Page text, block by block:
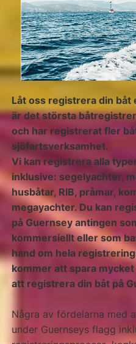
Låt oss registrera din båt
är det största
och har registrerat fler
sjöfartsverksamhet.
Vi kan registrera alla
inklusive: segelyachter,
husbåtar, RIB, pråmar,
megayachter. Du kan
på Guernsey antingen
kommersiellt eller som
hand om hela
kommer att spara
att registrera din båt på
Några av fördelarna med
under Guernseys flagg